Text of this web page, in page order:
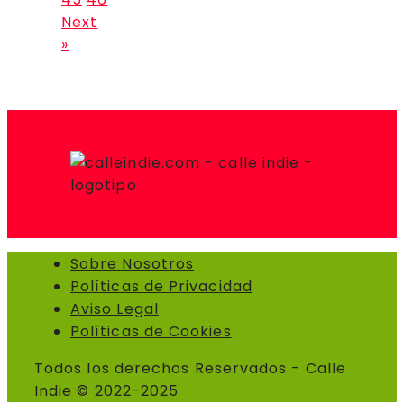
Next
»
Sobre Nosotros
Políticas de Privacidad
Aviso Legal
Políticas de Cookies
Todos los derechos Reservados - Calle
Indie © 2022-2025